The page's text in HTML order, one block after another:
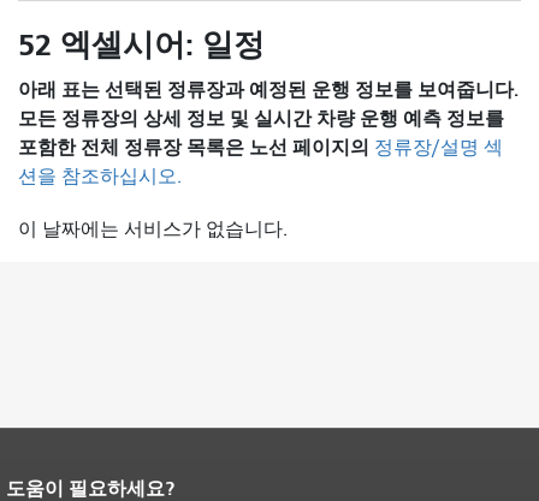
52 엑셀시어: 일정
아래 표는 선택된 정류장과 예정된 운행 정보를 보여줍니다.
모든 정류장의 상세 정보 및 실시간 차량 운행 예측 정보를
포함한 전체 정류장 목록은 노선 페이지의 정류장/설명 섹
션을 참조하십시오.
이 날짜에는 서비스가 없습니다.
페이지 내용 끝입니다.이 페이지의 나
도움이 필요하세요?